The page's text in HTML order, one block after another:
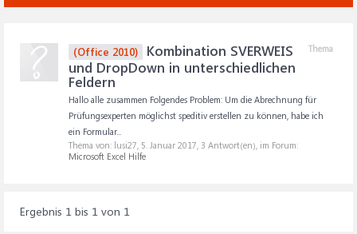
Thema
(Office 2010)
Kombination SVERWEIS
und DropDown in unterschiedlichen
Feldern
Hallo alle zusammen Folgendes Problem: Um die Abrechnung für
Prüfungsexperten möglichst speditiv erstellen zu können, habe ich
ein Formular...
Thema von: lusi27, 5. Januar 2017, 3 Antwort(en), im Forum:
Microsoft Excel Hilfe
Ergebnis 1 bis 1 von 1